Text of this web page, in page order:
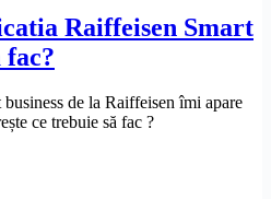
Raiffeisen Smart
fac?
de la Raiffeisen îmi apare
ce trebuie să fac ?